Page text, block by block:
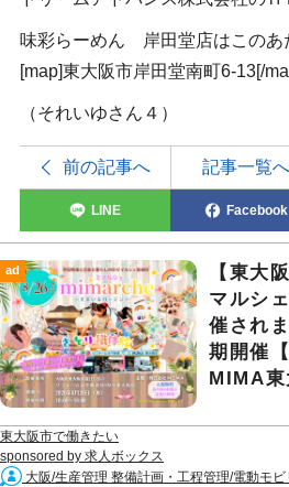
味彩らーめん 岸田堂店はこのあ
[map]東大阪市岸田堂南町6-13[/
（それいゆさん４）
前の記事へ 記事一覧へ
LINE Facebook
ad
【東大
マルシ
催され
期開催
MIMA東
東大阪市で働きたい
sponsored by 求人ボックス
大阪/生産管理 整備計画・工程管理/電動モ